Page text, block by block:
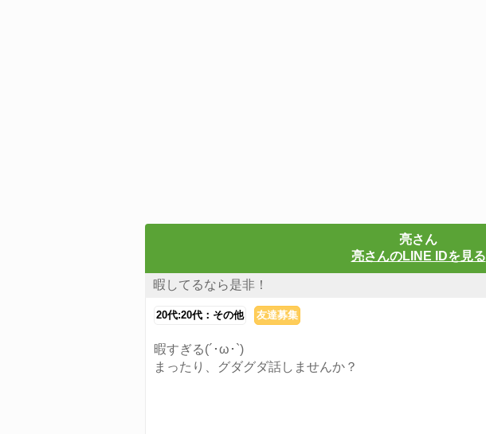
亮さん
亮さんのLINE IDを見る
暇してるなら是非！
20代:20代：その他 友達募集
暇すぎる(´･ω･`)
まったり、グダグダ話しませんか？